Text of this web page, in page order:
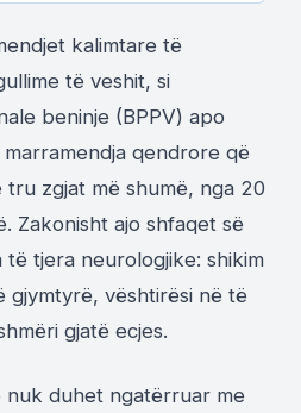
kalimtare të
të veshit, si
beninje (BPPV) apo
qendrore që
zgjat më shumë, nga 20
Zakonisht ajo shfaqet së
të tjera neurologjike: shikim
gjymtyrë, vështirësi në të
gjatë ecjes.
nuk duhet ngatërruar me